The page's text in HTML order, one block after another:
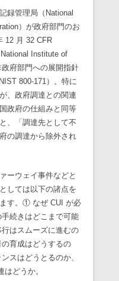
録管理局（National
）が政府部門のお
12 月 32 CFR
Institute of
府部門への展開指針
800-171）。特に
、政府調達との関連
政府の仕組みと同等
、「調達先として不
の調達から除外され
ーウェイ事件などと
しては以下の諸点を
す。① なぜ CUI が必
続きはどこまで可能
はスムーズに進むの
育成はどうするの
スはどうとるのか、
どうか。